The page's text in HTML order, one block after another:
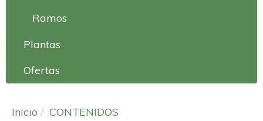
Ramos
Plantas
Ofertas
Inicio CONTENIDOS